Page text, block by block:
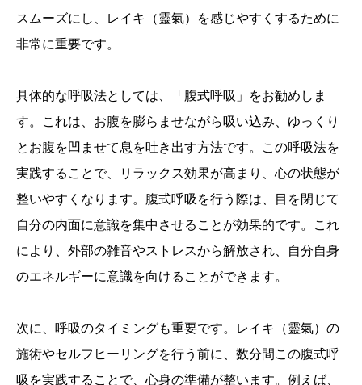
スムーズにし、レイキ（靈氣）を感じやすくするために
非常に重要です。
具体的な呼吸法としては、「腹式呼吸」をお勧めしま
す。これは、お腹を膨らませながら吸い込み、ゆっくり
とお腹を凹ませて息を吐き出す方法です。この呼吸法を
実践することで、リラックス効果が高まり、心の状態が
整いやすくなります。腹式呼吸を行う際は、目を閉じて
自分の内面に意識を集中させることが効果的です。これ
により、外部の雑音やストレスから解放され、自分自身
のエネルギーに意識を向けることができます。
次に、呼吸のタイミングも重要です。レイキ（靈氣）の
施術やセルフヒーリングを行う前に、数分間この腹式呼
吸を実践することで、心身の準備が整います。例えば、